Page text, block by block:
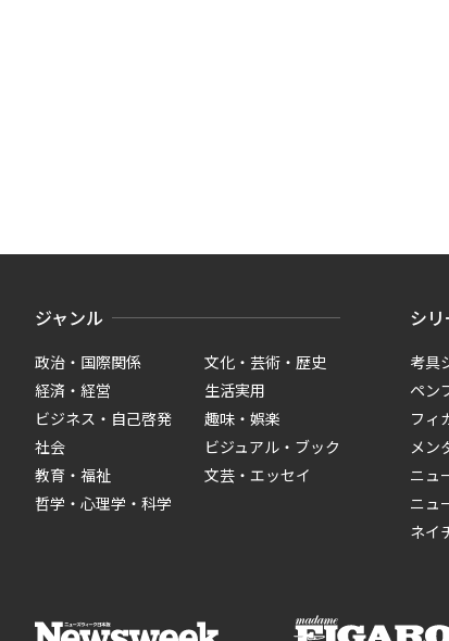
ジャンル
政治・国際関係
経済・経営
ビジネス・自己啓発
社会
教育・福祉
哲学・心理学・科学
文化・芸術・歴史
生活実用
趣味・娯楽
ビジュアル・ブック
文芸・エッセイ
シ
考具
ペン
フィ
メン
ニュ
ニュ
ネイ